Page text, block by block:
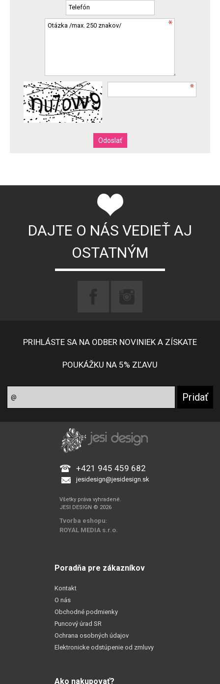
DAJTE O NÁS VEDIEŤ AJ
OSTATNÝM
PRIHLÁSTE SA NA ODBER NOVINIEK A ZÍSKATE
POUKÁŽKU NA 5% ZĽAVU
+421 945 459 682
jesidesign@jesidesign.sk
Všetky práva vyhradené.
JESI DESIGN © 2026
Tvorba eshopu:
ROYAL MEDIA s.r.o.
Poradňa pre zákazníkov
Kontakt
O nás
Obchodné podmienky
Puncový úrad SR
Ochrana osobných údajov
Elektronicke odstúpenie od zmluvy
Ako nakupovať?